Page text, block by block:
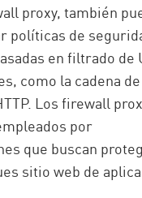
proxy, también
políticas de
en filtrado de
como la cadena de
Los firewall
por
que buscan
sitio web de